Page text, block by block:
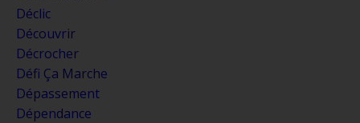
Déclic
Découvrir
Décrocher
Défi Ça Marche
Dépassement
Dépendance